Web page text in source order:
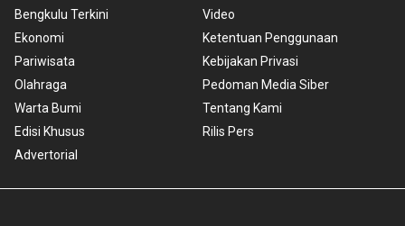
Bengkulu Terkini
Ekonomi
Pariwisata
Olahraga
Warta Bumi
Edisi Khusus
Advertorial
Video
Ketentuan Penggunaan
Kebijakan Privasi
Pedoman Media Siber
Tentang Kami
Rilis Pers